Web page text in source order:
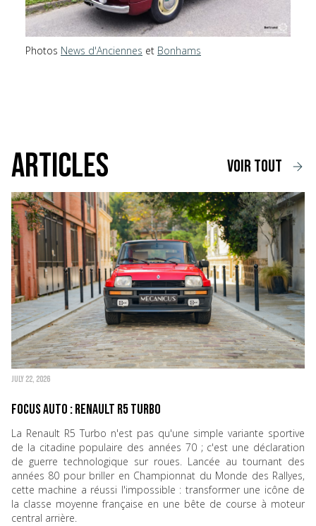
Photos News d'Anciennes et Bonhams
Articles voir tout
JULY 22, 2026
Focus Auto : Renault R5 Turbo
La Renault R5 Turbo n'est pas qu'une simple variante sportive
de la citadine populaire des années 70 ; c'est une déclaration
de guerre technologique sur roues. Lancée au tournant des
années 80 pour briller en Championnat du Monde des Rallyes,
cette machine a réussi l'impossible : transformer une icône de
la classe moyenne française en une bête de course à moteur
central arrière.